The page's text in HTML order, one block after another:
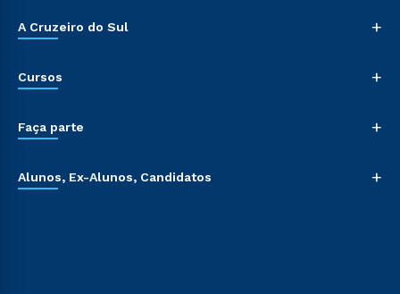
A Cruzeiro do Sul +
Cursos +
Faça parte +
Alunos, Ex-Alunos, Candidatos +